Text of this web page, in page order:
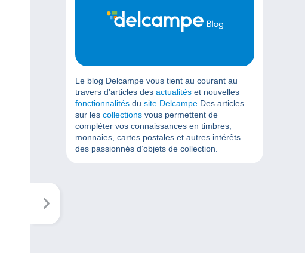
Le blog Delcampe vous tient au courant au
travers d’articles des actualités et nouvelles
fonctionnalités du site Delcampe Des articles
sur les collections vous permettent de
compléter vos connaissances en timbres,
monnaies, cartes postales et autres intérêts
des passionnés d’objets de collection.